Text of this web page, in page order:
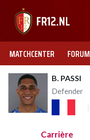
MATCHCENTER FORUM
B. PASSI
Defender
Carrière